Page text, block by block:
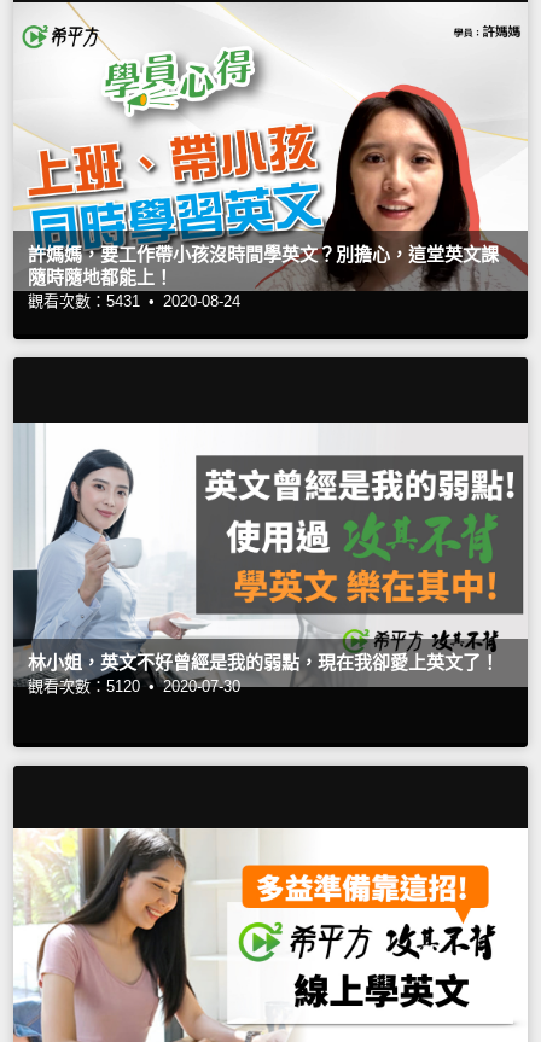
許媽媽，要工作帶小孩沒時間學英文？別擔心，這堂英文課
隨時隨地都能上！
觀看次數：5431 • 2020-08-24
林小姐，英文不好曾經是我的弱點，現在我卻愛上英文了！
觀看次數：5120 • 2020-07-30